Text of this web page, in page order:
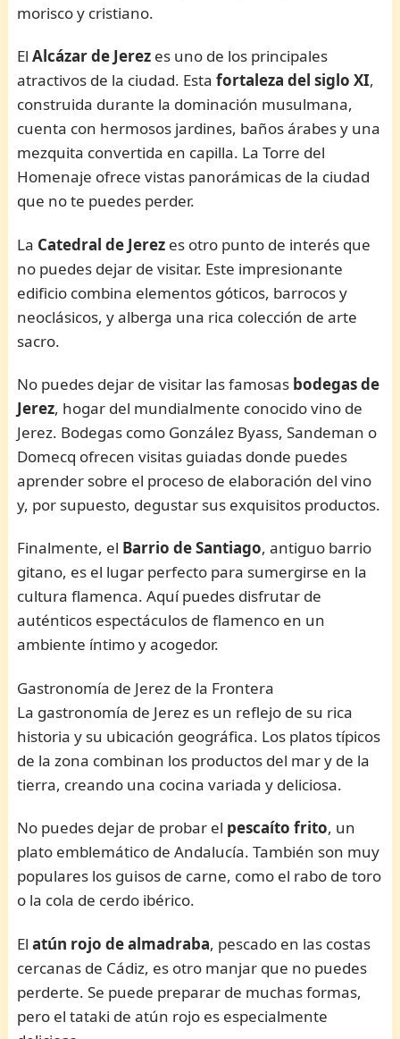
morisco y cristiano.
ElAlcázar de Jerez es uno de los principales
atractivos de la ciudad. Estafortaleza del siglo XI,
construida durante la dominación musulmana,
cuenta con hermosos jardines, baños árabes y una
mezquita convertida en capilla. La Torre del
Homenaje ofrece vistas panorámicas de la ciudad
que no te puedes perder.
La Catedral de Jerez es otro punto de interés que
no puedes dejar de visitar. Este impresionante
edificio combina elementos góticos, barrocos y
neoclásicos, y alberga una rica colección de arte
sacro.
No puedes dejar de visitar las famosas bodegas de
Jerez, hogar del mundialmente conocido vino de
Jerez. Bodegas como González Byass, Sandeman o
Domecq ofrecen visitas guiadas donde puedes
aprender sobre el proceso de elaboración del vino
y, por supuesto, degustar sus exquisitos productos.
Finalmente, el Barrio de Santiago, antiguo barrio
gitano, es el lugar perfecto para sumergirse en la
cultura flamenca. Aquí puedes disfrutar de
auténticos espectáculos de flamenco en un
ambiente íntimo y acogedor.
Gastronomía de Jerez de la Frontera
La gastronomía de Jerez es un reflejo de su rica
historia y su ubicación geográfica. Los platos típicos
de la zona combinan los productos del mar y de la
tierra, creando una cocina variada y deliciosa.
No puedes dejar de probar el pescaíto frito, un
plato emblemático de Andalucía. También son muy
populares los guisos de carne, como el rabo de toro
o la cola de cerdo ibérico.
Elatún rojo de almadraba, pescado en las costas
cercanas de Cádiz, es otro manjar que no puedes
perderte. Se puede preparar de muchas formas,
pero el tataki de atún rojo es especialmente